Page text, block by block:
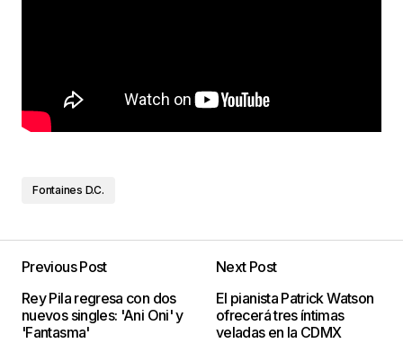
Fontaines D.C.
Previous Post
Rey Pila regresa con dos
nuevos singles: 'Ani Oni' y
'Fantasma'
Next Post
El pianista Patrick Watson
ofrecerá tres íntimas
veladas en la CDMX